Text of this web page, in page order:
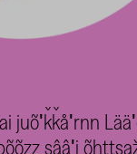
sââʹj